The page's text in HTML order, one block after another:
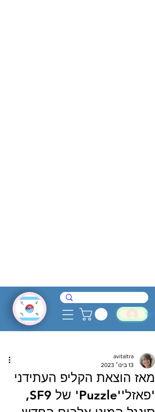
מאז הוצאת הקליפ העתידני
'פאזל''Puzzle' של SF9,
avitaltra
13 בינו׳ 2023